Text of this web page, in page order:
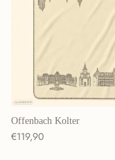
Offenbach Kolter
Normaler Preis
€119,90